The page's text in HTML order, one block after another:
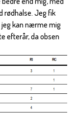
rødhalse. Jeg fik
kan nærme mig
efterår, da obsen